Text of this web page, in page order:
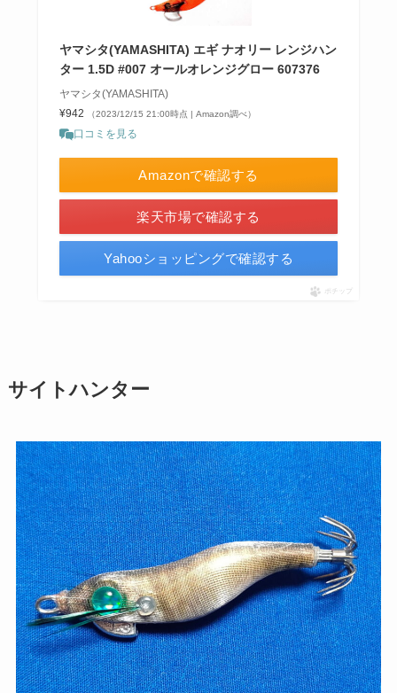
ヤマシタ(YAMASHITA) エギ ナオリー レンジハン
ター 1.5D #007 オールオレンジグロー 607376
ヤマシタ(YAMASHITA)
¥942
（2023/12/15 21:00時点 | Amazon調べ）
口コミを見る
Amazonで確認する
楽天市場で確認する
Yahooショッピングで確認する
ポチップ
サイトハンター